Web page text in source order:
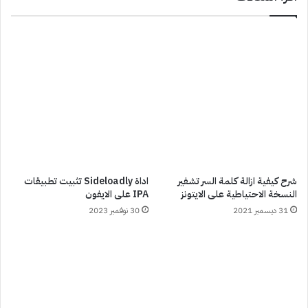
شرح كيفية ازالة كلمة السر تشفير
النسخة الاحتياطية على الايتونز
31 ديسمبر 2021
اداة Sideloadly تثبيت تطبيقات
IPA على الايفون
30 نوفمبر 2023